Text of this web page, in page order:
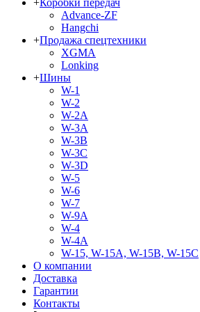
+Коробки передач
Advance-ZF
Hangchi
+Продажа спецтехники
XGMA
Lonking
+Шины
W-1
W-2
W-2A
W-3A
W-3B
W-3C
W-3D
W-5
W-6
W-7
W-9A
W-4
W-4A
W-15, W-15A, W-15B, W-15C
О компании
Доставка
Гарантии
Контакты